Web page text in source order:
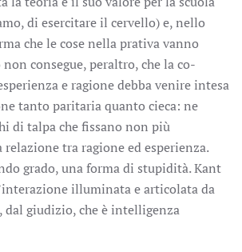
di esercitare il cervello) e, nello
che le cose nella prativa vanno
consegue, peraltro, che la co-
e ragione debba venire intesa
tanto paritaria quanto cieca: ne
di talpa che fissano non più
relazione tra ragione ed esperienza.
grado, una forma di stupidità. Kant
illuminata e articolata da
giudizio, che è intelligenza